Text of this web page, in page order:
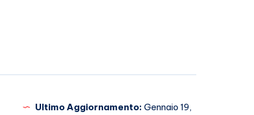
Ultimo Aggiornamento: Gennaio 19,